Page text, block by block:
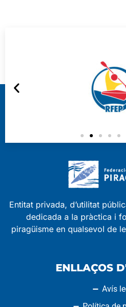
Entitat privada, d’utilitat
dedicada a la pràctica i
piragüisme en qualsevol de
ENLLAÇOS
Avís